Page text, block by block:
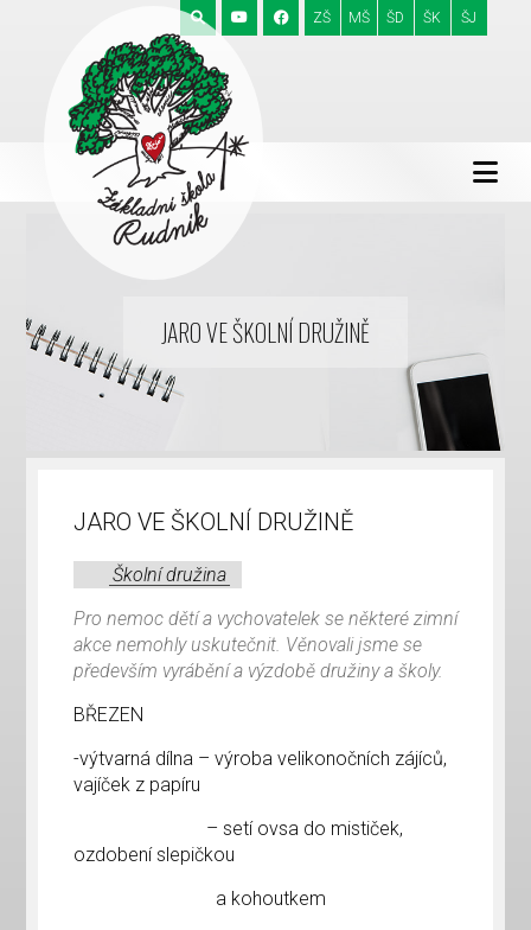
ZŠ MŠ ŠD ŠK ŠJ
JARO VE ŠKOLNÍ DRUŽINĚ
JARO VE ŠKOLNÍ DRUŽINĚ
Školní družina
Pro nemoc dětí a vychovatelek se některé zimní
akce nemohly uskutečnit. Věnovali jsme se
především vyrábění a výzdobě družiny a školy.
BŘEZEN
-výtvarná dílna – výroba velikonočních zájíců,
vajíček z papíru
– setí ovsa do mističek,
ozdobení slepičkou
a kohoutkem